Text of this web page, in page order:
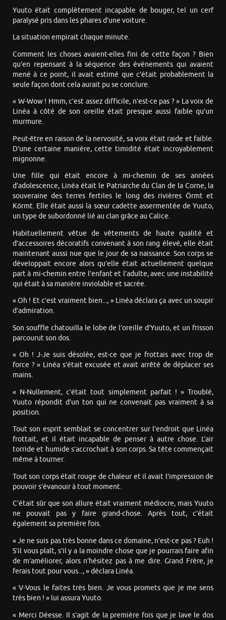
Yuuto était complètement incapable de bouger, tel un cerf
paralysé pris dans les phares d’une voiture.
La situation empirait chaque minute.
Comment les choses avaient-elles fini de cette façon ? Bien
qu’en repensant à la séquence des événements qui avaient
mené à ce point, il avait estimé que c’était probablement la
seule façon dont cela aurait pu se conclure.
« W-Wow ! Hmm, c’est assez difficile, n’est-ce pas ? » La voix de
Linéa à côté de son oreille était presque aussi faible qu’un
murmure.
Peut-être en raison de la nervosité, sa voix était raide et faible.
D’une certaine manière, cette timidité était incroyablement
mignonne.
Une fille qui était encore à mi-chemin de ses années
d’adolescence, Linéa était le Patriarche du Clan de la Corne, la
souveraine des terres fertiles le long des rivières Örmt et
Körmt. Elle était aussi la sœur cadette assermentée de Yuuto,
un type de subordonné lié au clan grâce au Calice.
Habituellement vêtue de vêtements de haute qualité et
d’accessoires décoratifs convenant à son rang élevé, elle était
maintenant aussi nue que le jour de sa naissance. Son corps se
développait encore alors qu’elle était actuellement quelque
part à mi-chemin entre l’enfant et l’adulte, avec une instabilité
qui était à sa manière inviolable et sacrée.
« Oh ! Et c’est vraiment bien..., » Linéa déclara ça avec un soupir
d’admiration.
Son souffle chatouilla le lobe de l’oreille d’Yuuto, et un frisson
parcourut son dos.
« Oh ! J-Je suis désolée, est-ce que je frottais avec trop de
force ? » Linéa s’était excusée et avait arrêté de déplacer ses
mains.
« N-Nullement, c’était tout simplement parfait ! » Troublé,
Yuuto répondit d’un ton qui ne convenait pas vraiment à sa
position.
Tout son esprit semblait se concentrer sur l’endroit que Linéa
frottait, et il était incapable de penser à autre chose. L’air
torride et humide s’accrochait à son corps. Sa tête commençait
même à tourner.
Tout son corps était rouge de chaleur et il avait l’impression de
pouvoir s’évanouir à tout moment.
C’était sûr que son allure était vraiment médiocre, mais Yuuto
ne pouvait pas y faire grand-chose. Après tout, c’était
également sa première fois.
« Je ne suis pas très bonne dans ce domaine, n’est-ce pas ? Euh !
S’il vous plaît, s’il y a la moindre chose que je pourrais faire afin
de m’améliorer, alors n’hésitez pas à me dire. Grand Frère, je
ferais tout pour vous..., » déclara Linéa.
« V-Vous le faites très bien. Je vous promets que je me sens
très bien ! » lui assura Yuuto.
« Merci Déesse. Il s’agit de la première fois que je lave le dos